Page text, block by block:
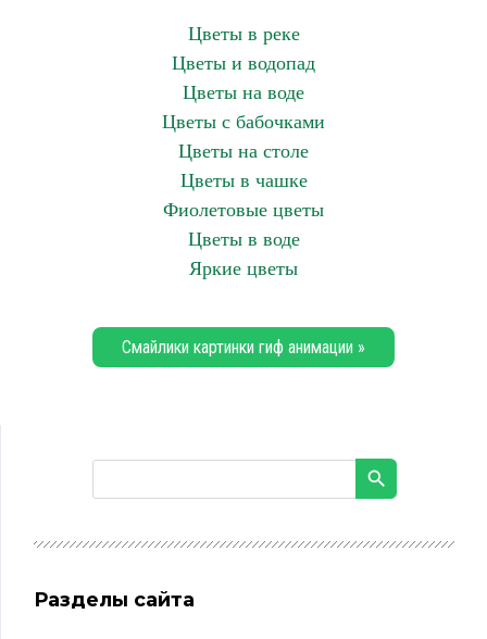
Цветы в реке
Цветы и водопад
Цветы на воде
Цветы с бабочками
Цветы на столе
Цветы в чашке
Фиолетовые цветы
Цветы в воде
Яркие цветы
Смайлики картинки гиф анимации »
Разделы сайта